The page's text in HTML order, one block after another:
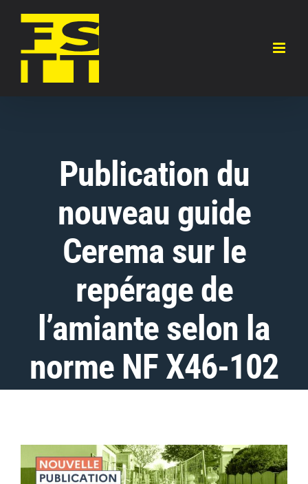
content
Publication du
nouveau guide
Cerema sur le
repérage de
l’amiante selon la
norme NF X46-102
l'image
agrandie